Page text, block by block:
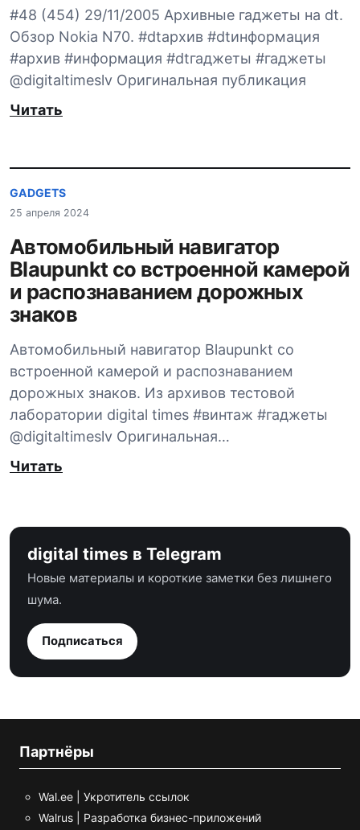
#48 (454) 29/11/2005 Архивные гаджеты на dt.
Обзор Nokia N70. #dtархив #dtинформация
#архив #информация #dtгаджеты #гаджеты
@digitaltimeslv Оригинальная публикация
Читать
GADGETS
25 апреля 2024
Автомобильный навигатор
Blaupunkt со встроенной камерой
и распознаванием дорожных
знаков
Автомобильный навигатор Blaupunkt со
встроенной камерой и распознаванием
дорожных знаков. Из архивов тестовой
лаборатории digital times #винтаж #гаджеты
@digitaltimeslv Оригинальная…
Читать
digital times в Telegram
Новые материалы и короткие заметки без лишнего
шума.
Подписаться
Партнёры
Wal.ee | Укротитель ссылок
Walrus | Разработка бизнес-приложений